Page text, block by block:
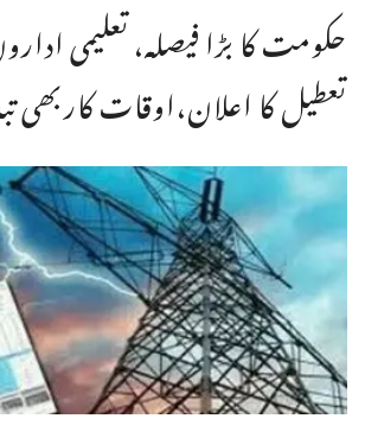
حکومت کا بڑا فیصلہ، تعلیمی
تعطیل کا اعلان،اوقات کاربھی